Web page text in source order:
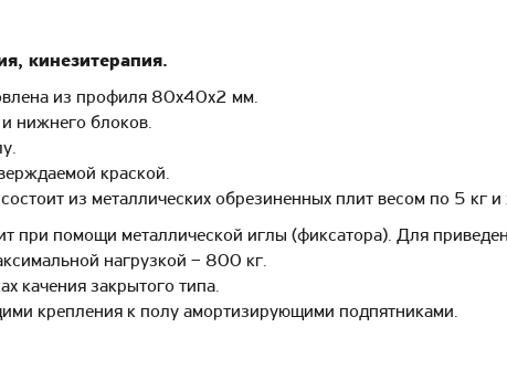
кинезитерапия.
из профиля 80х40х2 мм.
нижнего блоков.
краской.
из металлических обрезиненных плит весом по 5 кг
при помощи металлической иглы (фиксатора). Для
нагрузкой – 800 кг.
качения закрытого типа.
крепления к полу амортизирующими подпятниками.